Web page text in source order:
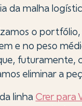
da malha
o
e no peso
futuramente,
eliminar a
linha Crer para